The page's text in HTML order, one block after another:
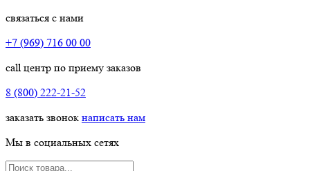
связаться с нами
+7 (969) 716 00 00
call центр по приему заказов
8 (800) 222-21-52
заказать звонок написать нам
Мы в социальных сетях